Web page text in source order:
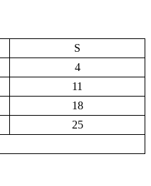
S
4
11
18
25